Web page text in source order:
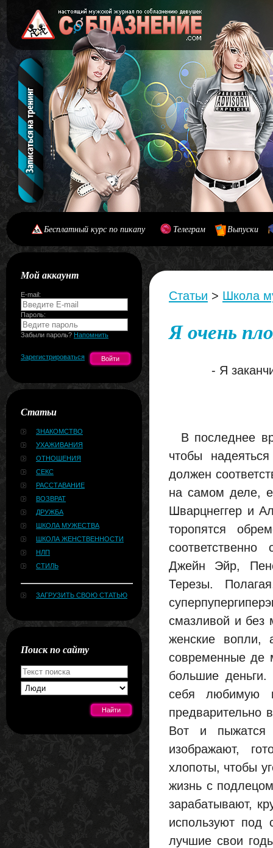
Бесплатный курс по пикапу Телеграм Выпуски
Мой аккаунт
E-mail:
Пароль:
Забыли пароль? Напомнить
Зарегистрироваться
Статьи
ЗНАКОМСТВО
УХАЖИВАНИЯ
ОТНОШЕНИЯ
СЕКС
РАССТАВАНИЕ
ВОЗВРАТ
ДРУЖБА
ШКОЛА МУЖЕСТВА
ШКОЛА ЖЕНСТВЕННОСТИ
НЛП
СТИЛЬ
ЗАГРУЗИТЬ СВОЮ СТАТЬЮ
Поиск по сайту
Статьи > Школа
Я очень
- Я
В последнее
чтобы
должен
на самом деле,
Шварцнеггер и
торопятся
Джейн Эйр,
Терезы.
смазливой и без
женские вопли,
современные де
большие
себя любимую
предварительно
Вот и пыжатся
изображают,
хлопоты, чтобы
жизнь с
зарабатывают,
используют под
лучшие свои